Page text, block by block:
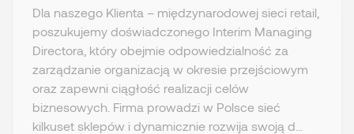
Dla naszego Klienta – międzynarodowej sieci retail,
poszukujemy doświadczonego Interim Managing
Directora, który obejmie odpowiedzialność za
zarządzanie organizacją w okresie przejściowym
oraz zapewni ciągłość realizacji celów
biznesowych. Firma prowadzi w Polsce sieć
kilkuset sklepów i dynamicznie rozwija swoją d...